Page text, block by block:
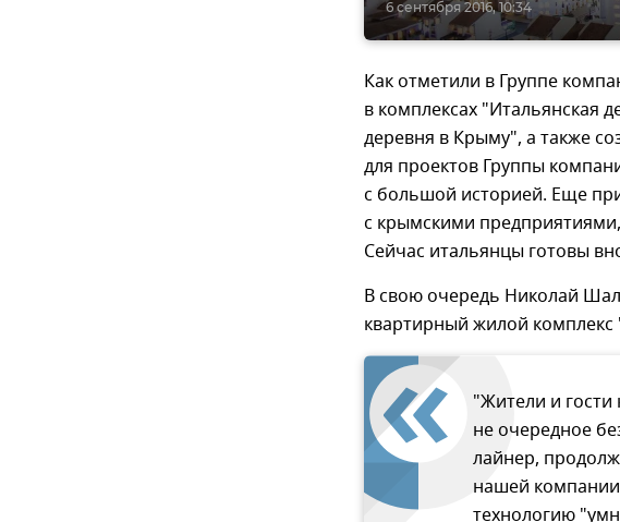
6 сентября 2016, 10:34
Как отметили в Группе
в комплексах "Итальянская
деревня в Крыму", а также
для проектов Группы
с большой историей. Еще
с крымскими
Сейчас итальянцы готовы
В свою очередь Николай
квартирный жилой комплекс
"Жители и
не очередное
лайнер,
нашей
технологию